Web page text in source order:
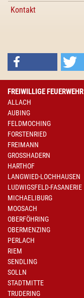
Kontakt
FREIWILLIGE FEUERWEHR
ALLACH
AUBING
FELDMOCHING
FORSTENRIED
FREIMANN
GROSSHADERN
HARTHOF
LANGWIED-LOCHHAUSEN
LUDWIGSFELD-FASANERIE
MICHAELIBURG
MOOSACH
OBERFÖHRING
OBERMENZING
PERLACH
RIEM
SENDLING
SOLLN
STADTMITTE
TRUDERING